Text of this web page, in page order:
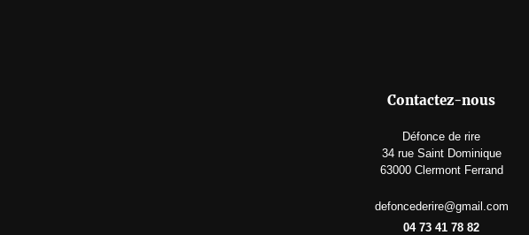
Contactez-nous
Défonce de rire
34 rue Saint Dominique
63000 Clermont Ferrand
defoncederire@gmail.com
04 73 41 78 82